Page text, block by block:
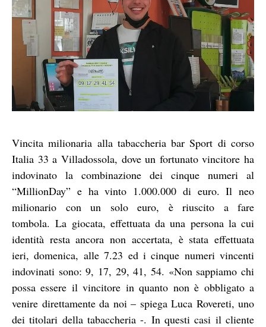
Vincita milionaria alla tabaccheria bar Sport di corso
Italia 33 a Villadossola, dove un fortunato vincitore ha
indovinato la combinazione dei cinque numeri al
“MillionDay” e ha vinto 1.000.000 di euro. Il neo
milionario con un solo euro, è riuscito a fare
tombola. La giocata, effettuata da una persona la cui
identità resta ancora non accertata, è stata effettuata
ieri, domenica, alle 7.23 ed i cinque numeri vincenti
indovinati sono: 9, 17, 29, 41, 54. «Non sappiamo chi
possa essere il vincitore in quanto non è obbligato a
venire direttamente da noi – spiega Luca Rovereti, uno
dei titolari della tabaccheria -. In questi casi il cliente